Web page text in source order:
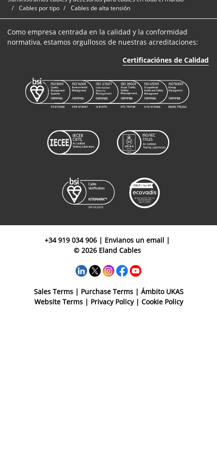
Cables por tipo
Cables de alta tensión
Como empresa centrada en la calidad y la conformidad
normativa, estamos orgullosos de nuestras acreditaciones:
Certificaciónes de Calidad
+34 919 034 906 | Envianos un email |
© 2026 Eland Cables
Sales Terms| Purchase Terms| Ámbito UKAS
Website Terms| Privacy Policy| Cookie Policy